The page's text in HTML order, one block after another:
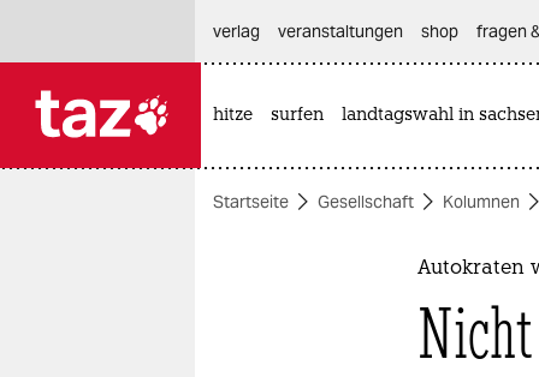
themen
verlag
veranstaltungen shop fragen
hitze surfen landtagswahl in
Startseite Gesellschaft Kolumnen
Autokraten